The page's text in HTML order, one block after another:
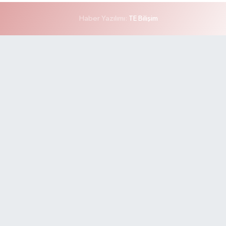
Haber Yazılımı: TE Bilişim